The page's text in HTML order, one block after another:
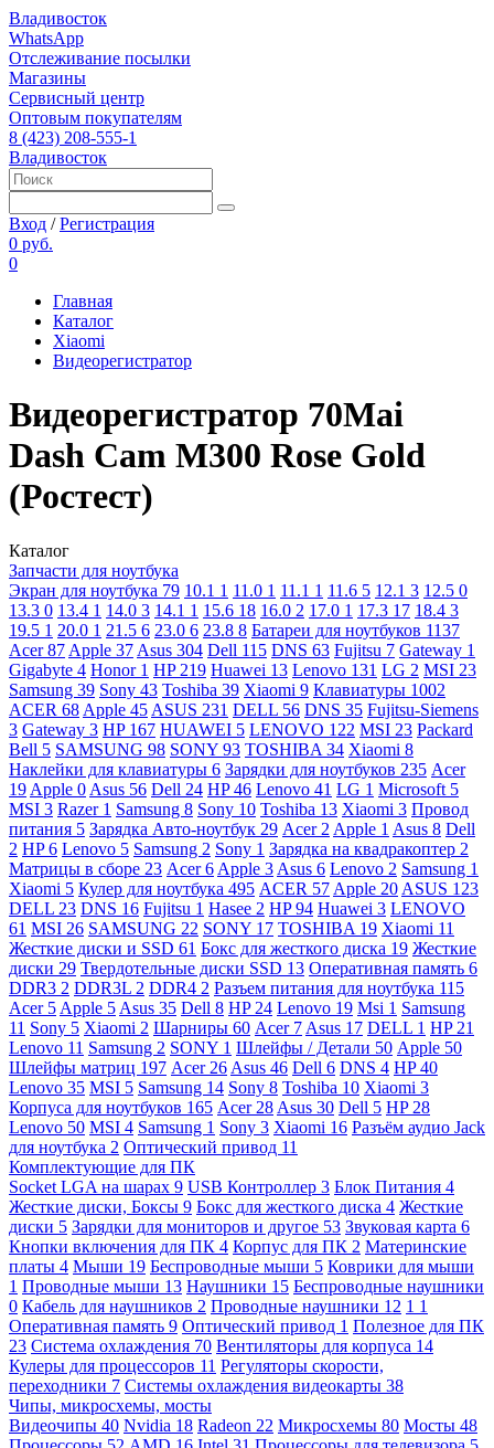
Владивосток
WhatsApp
Отслеживание посылки
Магазины
Сервисный центр
Оптовым покупателям
8 (423) 208-555-1
Владивосток
Вход /Регистрация
0 руб.
0
Главная
Каталог
Xiaomi
Видеорегистратор
Видеорегистратор 70Mai
Dash Cam M300 Rose Gold
(Ростест)
Каталог
Запчасти для ноутбука
Экран для ноутбука 79 10.1 1 11.0 1 11.1 1 11.6 5 12.1 3 12.5 0
13.3 0 13.4 1 14.0 3 14.1 1 15.6 18 16.0 2 17.0 1 17.3 17 18.4 3
19.5 1 20.0 1 21.5 6 23.0 6 23.8 8 Батареи для ноутбуков 1137
Acer87 Apple 37 Asus 304 Dell 115 DNS 63 Fujitsu 7 Gateway 1
Gigabyte 4 Honor 1 HP 219 Huawei 13 Lenovo 131 LG 2 MSI 23
Samsung 39 Sony 43 Toshiba 39 Xiaomi 9 Клавиатуры 1002
ACER 68 Apple 45 ASUS 231 DELL 56 DNS 35 Fujitsu-Siemens
3 Gateway 3 HP 167 HUAWEI 5 LENOVO 122 MSI 23 Packard
Bell 5 SAMSUNG 98 SONY 93 TOSHIBA 34 Xiaomi 8
Наклейки для клавиатуры 6 Зарядки для ноутбуков 235 Acer
19 Apple 0 Asus 56 Dell 24 HP46 Lenovo 41 LG 1 Microsoft 5
MSI 3 Razer 1 Samsung 8 Sony 10 Toshiba 13 Xiaomi 3 Провод
питания 5 Зарядка Авто-ноутбук 29 Acer 2 Apple 1 Asus 8 Dell
2 HP6 Lenovo 5 Samsung 2 Sony 1 Зарядка на квадракоптер 2
Матрицы в сборе 23 Acer6 Apple 3 Asus 6 Lenovo 2 Samsung 1
Xiaomi 5 Кулер для ноутбука 495 ACER 57 Apple 20 ASUS 123
DELL 23 DNS 16 Fujitsu 1 Hasee 2 HP94 Huawei 3 LENOVO
61 MSI 26 SAMSUNG 22 SONY 17 TOSHIBA 19 Xiaomi 11
Жесткие диски и SSD 61 Бокс для жесткого диска 19 Жесткие
диски 29 Твердотельные диски SSD 13 Оперативная память 6
DDR3 2 DDR3L 2 DDR4 2 Разъем питания для ноутбука 115
Acer 5 Apple 5 Asus 35 Dell 8 HP 24 Lenovo 19 Msi 1 Samsung
11 Sony 5 Xiaomi 2 Шарниры 60 Acer 7 Asus 17 DELL 1 HP 21
Lenovo 11 Samsung 2 SONY 1 Шлейфы / Детали 50 Apple 50
Шлейфы матриц 197 Acer 26 Asus 46 Dell 6 DNS 4 HP40
Lenovo 35 MSI 5 Samsung 14 Sony 8 Toshiba 10 Xiaomi 3
Корпуса для ноутбуков 165 Acer 28 Asus 30 Dell 5 HP 28
Lenovo 50 MSI 4 Samsung 1 Sony 3 Xiaomi 16 Разъём аудио Jack
для ноутбука 2 Оптический привод 11
Комплектующие для ПК
Socket LGA на шарах 9 USB Контроллер 3 Блок Питания 4
Жесткие диски, Боксы 9 Бокс для жесткого диска 4 Жесткие
диски 5 Зарядки для мониторов и другое 53 Звуковая карта 6
Кнопки включения для ПК 4 Корпус для ПК 2 Материнские
платы 4 Мыши 19 Беспроводные мыши 5 Коврики для мыши
1 Проводные мыши 13 Наушники 15 Беспроводные наушники
0 Кабель для наушников 2 Проводные наушники 12 1 1
Оперативная память 9 Оптический привод 1 Полезное для ПК
23 Система охлаждения 70 Вентиляторы для корпуса 14
Кулеры для процессоров 11 Регуляторы скорости,
переходники 7 Системы охлаждения видеокарты 38
Чипы, микросхемы, мосты
Видеочипы 40 Nvidia 18 Radeon 22 Микросхемы 80 Мосты 48